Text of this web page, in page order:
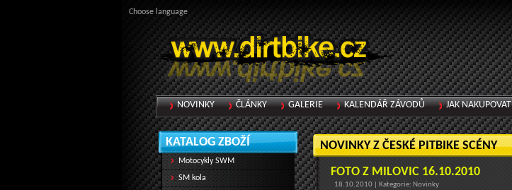
NOVINKY Z ČESKÉ PITBIKE SCÉNY
FOTO Z MILOVIC 16.10.2010
18.10.2010 | Kategorie: Novinky
KATALOG ZBOŽÍ
Motocykly SWM
SM kola
NOVINKY ČLÁNKY GALERIE KALENDÁŘ ZÁVODŮ JAK NAKUPOVAT
Choose language